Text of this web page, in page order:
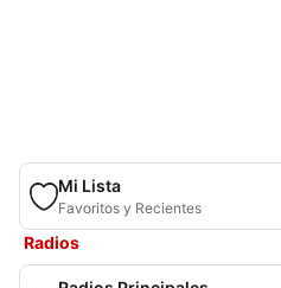
Mi Lista
Favoritos y Recientes
Radios